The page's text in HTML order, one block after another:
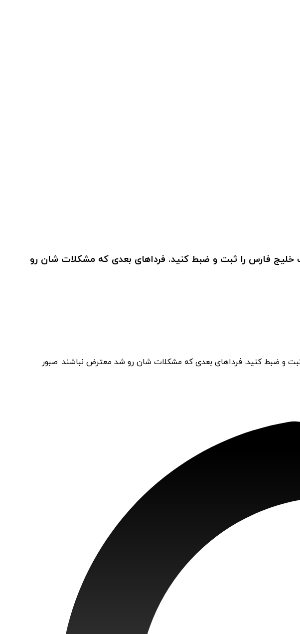
خلیج فارس را ثبت و ضبط کنید. فرداهای بعدی که مشکلات شان رو
و ضبط کنید. فرداهای بعدی که مشکلات شان رو شد معترض نباشند. صبور